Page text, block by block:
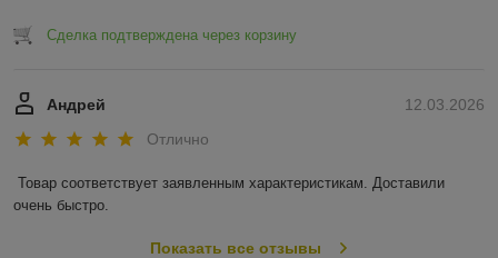
Сделка подтверждена через корзину
12.03.2026
Андрей
Отлично
Товар соответствует заявленным характеристикам. Доставили
очень быстро.
Показать все отзывы